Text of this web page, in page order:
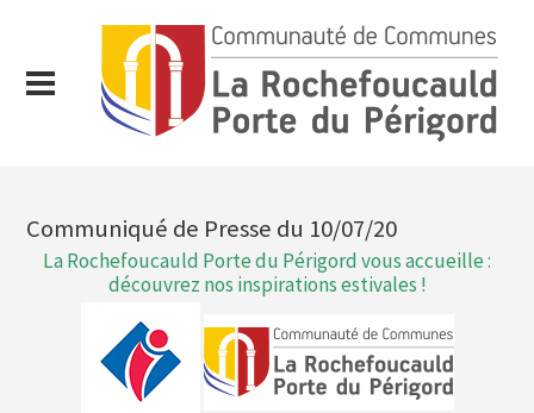
Communiqué de Presse du 10/07/20
La Rochefoucauld Porte du Périgord vous accueille :
découvrez nos inspirations estivales !